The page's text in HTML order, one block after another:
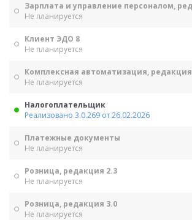
Зарплата и управление персоналом,
Не планируется
Клиент ЭДО 8
Не планируется
Комплексная автоматизация, редакция
Не планируется
Налогоплательщик
Реализовано 3.0.269 от 26.02.2026
Платежные документы
Не планируется
Розница, редакция 2.3
Не планируется
Розница, редакция 3.0
Не планируется